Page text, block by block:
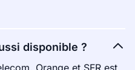
disponible ?
Orange et SFR est